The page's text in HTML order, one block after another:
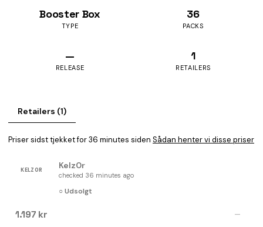
Booster Box
TYPE
36
PACKS
—
RELEASE
1
RETAILERS
Retailers (1)
Priser sidst tjekket for 36 minutes siden Sådan henter vi disse priser
KELZ0R Kelz0r
checked 36 minutes ago
○ Udsolgt
1.197 kr —